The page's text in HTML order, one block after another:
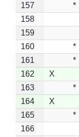
157
*
158
159
160
*
161
*
162
X
163
*
164
X
165
*
166